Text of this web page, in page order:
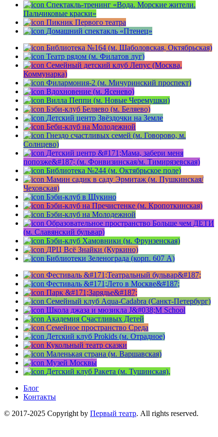
Спектакль-тренинг «Вода. Морские жители.
Пальчиковые краски»
Пикник Первого театра
Домашний спектакль «Птенец»
Библиотека №164 (м. Шаболовская, Октябрьская)
Театр рядом (м. Филатов луг)
Семейный детский клуб Лепус (Москва,
Коммунарка)
Филармония-2 (м. Мичуринский проспект)
Вдохновение (м. Ясенево)
Вилла Пеппи (м. Новые Черемушки)
Бэби-клуб Беляево (м. Беляево)
Детский центр Звёздочки на Земле
Беби-клуб на Молодежной
Гнездо счастливых семей (м. Говорово, м.
Солнцево)
Детский центр &#171;Мама, забери меня
попозже&#187; (м. Фонвизинская/м. Тимирязевская)
Библиотека №244 (м. Октябрьское поле)
Мамин садик в саду Эрмитаж (м. Пушкинская/
Чеховская)
Бэби-клуб в Щукино
Бэби-клуб на Пречистенке (м. Кропоткинская)
Бэби-клуб на Молодежной
Образовательное пространство Больше чем ДЕТИ
(м. Славянский бульвар)
Бэби-клуб Хамовники (м. Фрунзенская)
ДРЦ Всё Знайки (Куркино)
Библиотеки Зеленограда (корп. 607 A)
Фестиваль &#171;Театральный бульвар&#187;
Фестиваль &#171;Лето в Москве&#187;
Парк &#171;Зарядье&#187;
Семейный клуб Aqua-Cadabra (Санкт-Петербург)
Школа джаза и мюзикла J&#038;M School
Академия Счастливых Детей
Семейное пространство Среда
Детский клуб Prokids (м. Отрадное)
Кукольный театр сказки
Маленькая страна (м. Варшавская)
Музей Москвы
Детский клуб Ракета (м. Тушинская),
Блог
Контакты
© 2017-2025 Copyright by Первый театр. All rights reserved.